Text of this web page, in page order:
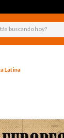
buscando hoy?
Latina